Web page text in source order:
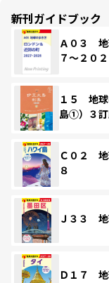
新刊ガイドブック
Ａ０３
７～２０
１５ 地
島①）３
Ｃ０２
８
Ｊ３３
Ｄ１７